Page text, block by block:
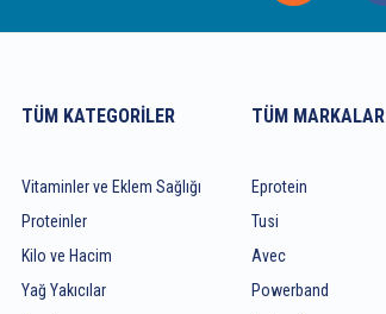
TÜM KATEGORILER
Vitaminler ve Eklem Sağlığı
Proteinler
Kilo ve Hacim
Yağ Yakıcılar
TÜM MARKALAR
Eprotein
Tusi
Avec
Powerband